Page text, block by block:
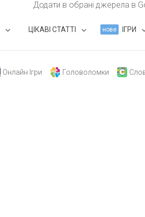
Додати в обрані джерела в
ЦІКАВІ СТАТТІ нове ІГРИ
Онлайн Ігри Головоломки